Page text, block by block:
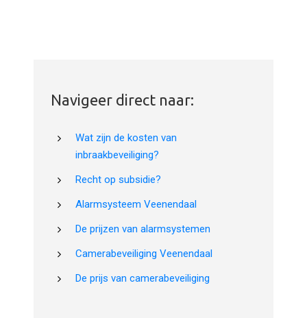
Navigeer direct naar:
Wat zijn de kosten van
inbraakbeveiliging?
Recht op subsidie?
Alarmsysteem Veenendaal
De prijzen van alarmsystemen
Camerabeveiliging Veenendaal
De prijs van camerabeveiliging